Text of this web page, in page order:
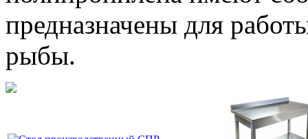
предназначены для
рыбы.